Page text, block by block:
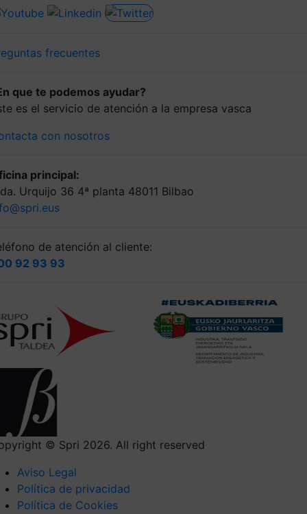
frecuentes
que te podemos ayudar?
es el servicio de atención a la empresa vasca
con nosotros
principal:
Urquijo 36 4ª planta 48011 Bilbao
de atención al cliente:
92 93 93
© Spri 2026. All right reserved
Aviso Legal
Política de privacidad
Política de Cookies